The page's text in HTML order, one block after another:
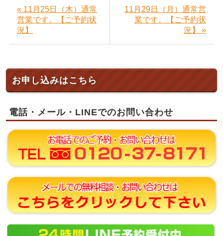
« 11月25日（木）通常
営業です。【ご予約状
況】
11月29日（月）通常営
業です。【ご予約状
況】 »
お申し込みはこちら
電話・メール・LINEでのお問い合わせ